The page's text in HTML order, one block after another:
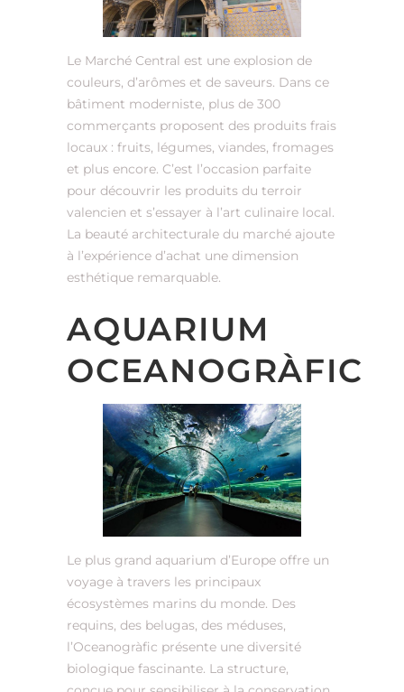
Le Marché Central est une explosion de
couleurs, d’arômes et de saveurs. Dans ce
bâtiment moderniste, plus de 300
commerçants proposent des produits frais
locaux : fruits, légumes, viandes, fromages
et plus encore. C’est l’occasion parfaite
pour découvrir les produits du terroir
valencien et s’essayer à l’art culinaire local.
La beauté architecturale du marché ajoute
à l’expérience d’achat une dimension
esthétique remarquable.
AQUARIUM
OCEANOGRÀFIC
Le plus grand aquarium d’Europe offre un
voyage à travers les principaux
écosystèmes marins du monde. Des
requins, des belugas, des méduses,
l’Oceanogràfic présente une diversité
biologique fascinante. La structure,